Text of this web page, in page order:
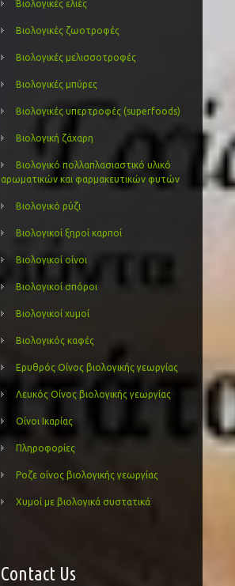
Βιολογικές ελιές
Βιολογικές ζωοτροφές
Βιολογικές μελισσοτροφές
Βιολογικές μπύρες
Βιολογικές υπερτροφές (superfoods)
Βιολογική ζάχαρη
Βιολογικό πολλαπλασιαστικό υλικό
αρωματικών και φαρμακευτικών φυτών
Βιολογικό ρύζι
Βιολογικοί ξηροί καρποί
Βιολογικοί οίνοι
Βιολογικοί σπόροι
Βιολογικοί χυμοί
Βιολογικός καφές
Ερυθρός Οίνος βιολογικής γεωργίας
Λευκός Οίνος βιολογικής γεωργίας
Οίνοι Ικαρίας
Πληροφορίες
Ροζε οίνος βιολογικής γεωργίας
Χυμοί με βιολογικά συστατικά
Contact Us